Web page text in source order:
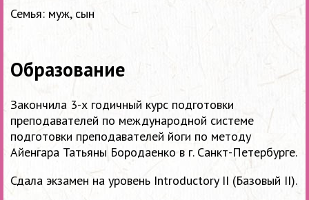
Семья: муж, сын
Образование
Закончила 3-х годичный курс подготовки
преподавателей по международной системе
подготовки преподавателей йоги по методу
Айенгара Татьяны Бородаенко в г. Санкт-Петербурге.
Сдала экзамен на уровень Introductory II (Базовый II).